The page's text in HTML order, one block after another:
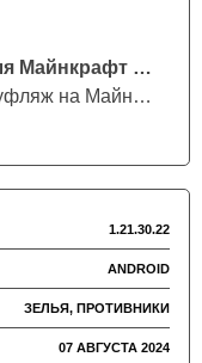
Мод на Камуфляж для Майнкрафт ПЕ
Скачайте Мод на Камуфляж на Майнкрафт...
1.21.30.22
ANDROID
ЗЕЛЬЯ, ПРОТИВНИКИ
07 АВГУСТА 2024